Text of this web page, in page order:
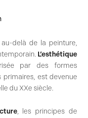
au-delà de la peinture,
L’esthétique
par des formes
est devenue
du XXe siècle.
, les principes de